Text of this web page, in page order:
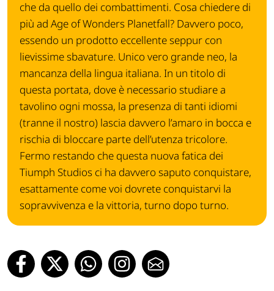
che da quello dei combattimenti. Cosa chiedere di
più ad Age of Wonders Planetfall? Davvero poco,
essendo un prodotto eccellente seppur con
lievissime sbavature. Unico vero grande neo, la
mancanza della lingua italiana. In un titolo di
questa portata, dove è necessario studiare a
tavolino ogni mossa, la presenza di tanti idiomi
(tranne il nostro) lascia davvero l’amaro in bocca e
rischia di bloccare parte dell’utenza tricolore.
Fermo restando che questa nuova fatica dei
Tiumph Studios ci ha davvero saputo conquistare,
esattamente come voi dovrete conquistarvi la
sopravvivenza e la vittoria, turno dopo turno.